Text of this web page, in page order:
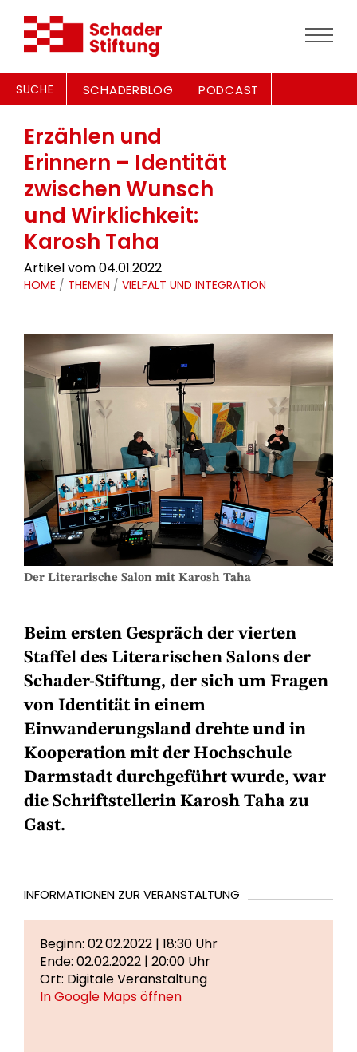
SUCHE SCHADERBLOG PODCAST
Erzählen und
Erinnern – Identität
zwischen Wunsch
und Wirklichkeit:
Karosh Taha
Artikel vom 04.01.2022
HOME / THEMEN / VIELFALT UND INTEGRATION
Der Literarische Salon mit Karosh Taha
Beim ersten Gespräch der vierten
Staffel des Literarischen Salons der
Schader-Stiftung, der sich um Fragen
von Identität in einem
Einwanderungsland drehte und in
Kooperation mit der Hochschule
Darmstadt durchgeführt wurde, war
die Schriftstellerin Karosh Taha zu
Gast.
INFORMATIONEN ZUR VERANSTALTUNG
Beginn: 02.02.2022 | 18:30 Uhr
Ende: 02.02.2022 | 20:00 Uhr
Ort: Digitale Veranstaltung
In Google Maps öffnen